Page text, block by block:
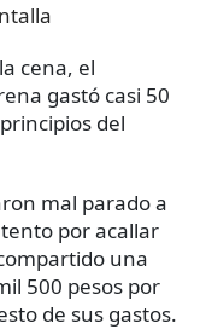
cena, el
gastó casi 50
del
mal parado a
por acallar
una
500 pesos por
de sus gastos.